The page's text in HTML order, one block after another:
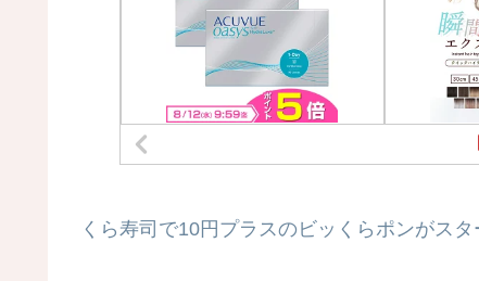
くら寿司で10円プラスのビッくらポンがス